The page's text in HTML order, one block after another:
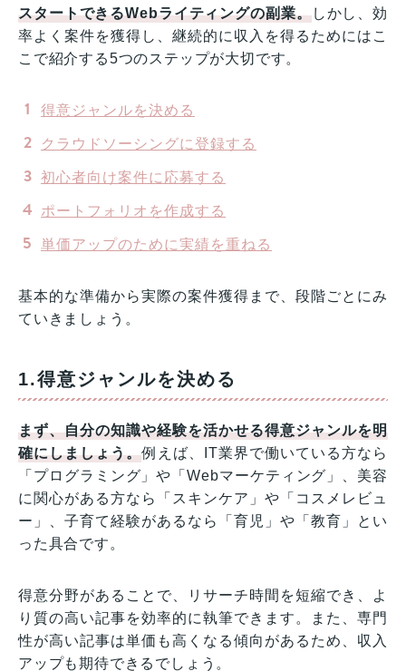
スタートできるWebライティングの副業。しかし、効
率よく案件を獲得し、継続的に収入を得るためにはこ
こで紹介する5つのステップが大切です。
得意ジャンルを決める
クラウドソーシングに登録する
初心者向け案件に応募する
ポートフォリオを作成する
単価アップのために実績を重ねる
基本的な準備から実際の案件獲得まで、段階ごとにみ
ていきましょう。
1.得意ジャンルを決める
まず、自分の知識や経験を活かせる得意ジャンルを明
確にしましょう。例えば、IT業界で働いている方なら
「プログラミング」や「Webマーケティング」、美容
に関心がある方なら「スキンケア」や「コスメレビュ
ー」、子育て経験があるなら「育児」や「教育」とい
った具合です。
得意分野があることで、リサーチ時間を短縮でき、よ
り質の高い記事を効率的に執筆できます。また、専門
性が高い記事は単価も高くなる傾向があるため、収入
アップも期待できるでしょう。